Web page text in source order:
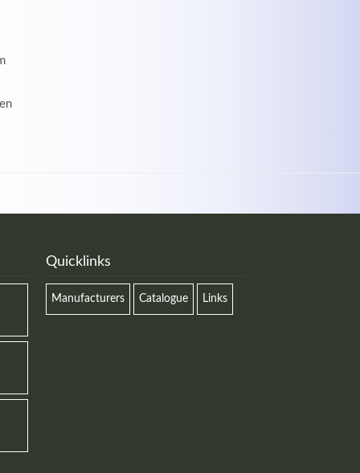
Quicklinks
Manufacturers Catalogue Links